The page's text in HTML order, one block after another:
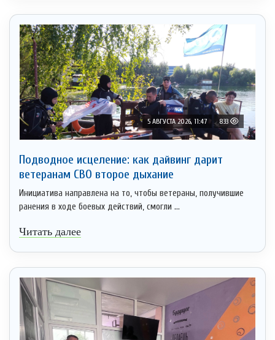
5 АВГУСТА 2026, 11:47 833
Подводное исцеление: как дайвинг дарит
ветеранам СВО второе дыхание
Инициатива направлена на то, чтобы ветераны, получившие
ранения в ходе боевых действий, смогли ...
Читать далее